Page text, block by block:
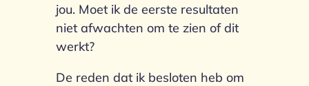
jou. Moet ik de eerste resultaten
niet afwachten om te zien of dit
werkt?
De reden dat ik besloten heb om